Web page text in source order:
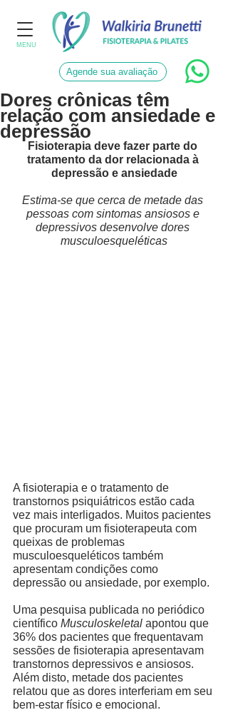
MENU
Agende sua avaliação
Dores crônicas têm
relação com ansiedade e
depressão
Fisioterapia deve fazer parte do
tratamento da dor relacionada à
depressão e ansiedade
Estima-se que cerca de metade das
pessoas com sintomas ansiosos e
depressivos desenvolve dores
musculoesqueléticas
A fisioterapia e o tratamento de
transtornos psiquiátricos estão cada
vez mais interligados. Muitos pacientes
que procuram um fisioterapeuta com
queixas de problemas
musculoesqueléticos também
apresentam condições como
depressão ou ansiedade, por exemplo.
Uma pesquisa publicada no periódico
científico Musculoskeletal apontou que
36% dos pacientes que frequentavam
sessões de fisioterapia apresentavam
transtornos depressivos e ansiosos.
Além disto, metade dos pacientes
relatou que as dores interferiam em seu
bem-estar físico e emocional.